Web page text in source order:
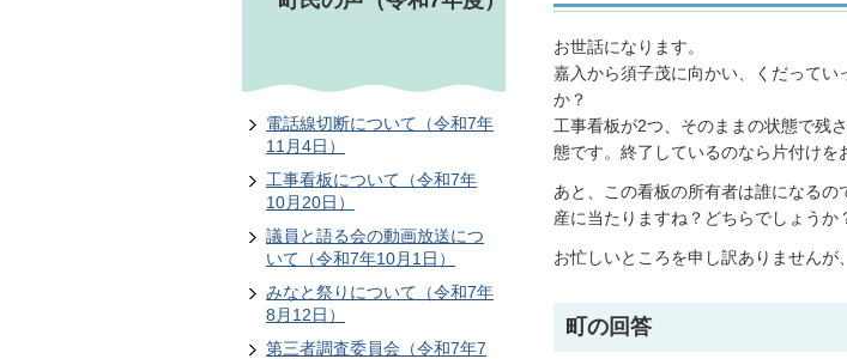
電話線切断について（令和7年
11月4日）
工事看板について（令和7年
10月20日）
議員と語る会の動画放送につ
いて（令和7年10月1日）
みなと祭りについて（令和7年
8月12日）
第三者調査委員会（令和7年7
お世話になります。
嘉入から須子茂に向かい、くだって
か？
工事看板が2つ、そのままの状態で残
態です。終了しているのなら片付けを
あと、この看板の所有者は誰になる
産に当たりますね？どちらでしょうか
お忙しいところを申し訳ありませんが
町の回答